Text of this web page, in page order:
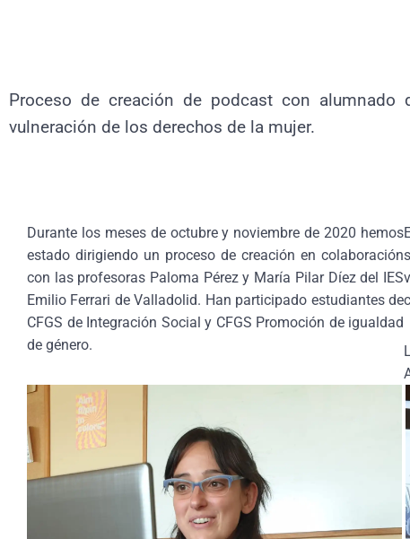
Proceso de creación de podcast con
vulneración de los derechos de la mujer.
Durante los meses de octubre y noviembre de 2020 hemos
estado dirigiendo un proceso de creación en colaboración
con las profesoras Paloma Pérez y María Pilar Díez del IES
Emilio Ferrari de Valladolid. Han participado estudiantes de
CFGS de Integración Social y CFGS Promoción de igualdad
de género.